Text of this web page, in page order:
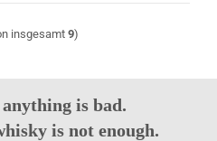
insgesamt9)
is bad.
is not enough.